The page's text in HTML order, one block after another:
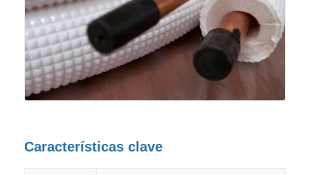
Características clave